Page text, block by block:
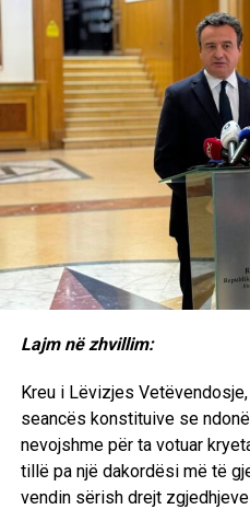
Lajm në zhvillim:
Kreu i Lëvizjes
seancës konstituive se
nevojshme për ta votuar
tillë pa një dakordësi më të
vendin sërish drejt